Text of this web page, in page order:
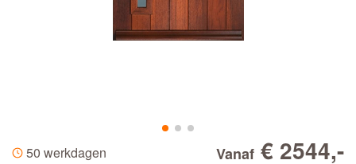
50 werkdagen Vanaf € 2544,-